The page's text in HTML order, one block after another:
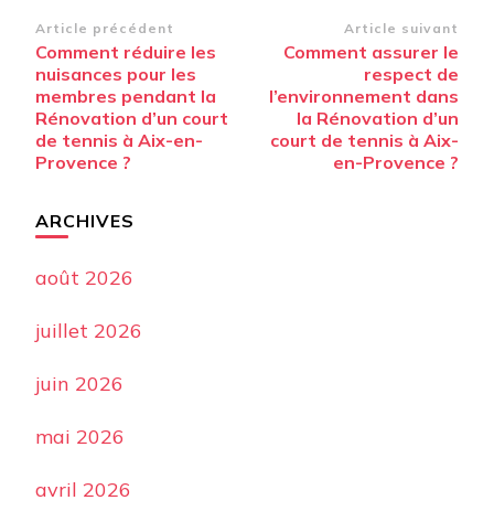
Navigation
d’article
Article précédent
Comment réduire les
nuisances pour les
membres pendant la
Rénovation d’un court
de tennis à Aix-en-
Provence ?
Article suivant
Comment assurer le
respect de
l’environnement dans
la Rénovation d’un
court de tennis à Aix-
en-Provence ?
ARCHIVES
août 2026
juillet 2026
juin 2026
mai 2026
avril 2026